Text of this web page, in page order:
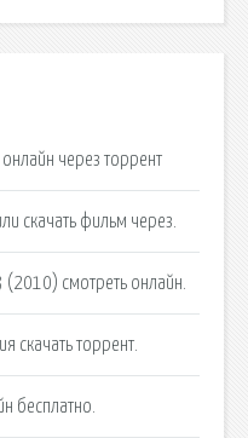
через торрент
скачать фильм через.
(2010) смотреть онлайн.
скачать торрент.
бесплатно.